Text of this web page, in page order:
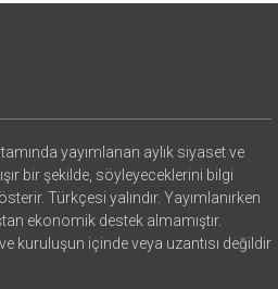
yayımlanan aylık siyaset ve
bir şekilde, söyleyeceklerini bilgi
Türkçesi yalındır. Yayımlanırken
ekonomik destek almamıştır.
kuruluşun içinde veya uzantısı değildir